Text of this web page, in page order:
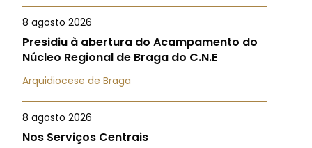
8 agosto 2026
Presidiu à abertura do Acampamento do
Núcleo Regional de Braga do C.N.E
Arquidiocese de Braga
8 agosto 2026
Nos Serviços Centrais